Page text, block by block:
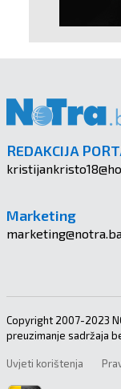
REDAKCIJA
Marketing
Copyright 2007-2023
preuzimanje sadržaja
Uvjeti korištenja